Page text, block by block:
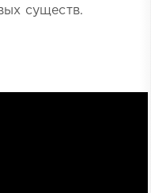
существ.